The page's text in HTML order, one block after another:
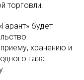
торговли.
будет
хранению и
газа